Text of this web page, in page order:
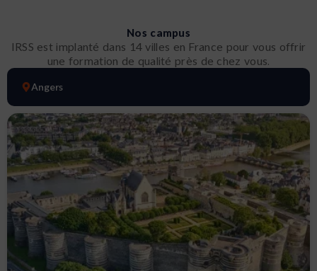
Nos campus
IRSS est implanté dans 14 villes en France pour vous offrir
une formation de qualité près de chez vous.
Angers